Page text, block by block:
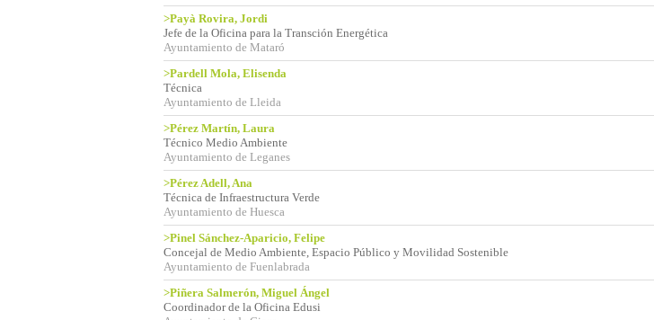
>Payà Rovira, Jordi
Jefe de la Oficina para la Transción Energética
Ayuntamiento de Mataró
>Pardell Mola, Elisenda
Técnica
Ayuntamiento de Lleida
>Pérez Martín, Laura
Técnico Medio Ambiente
Ayuntamiento de Leganes
>Pérez Adell, Ana
Técnica de Infraestructura Verde
Ayuntamiento de Huesca
>Pinel Sánchez-Aparicio, Felipe
Concejal de Medio Ambiente, Espacio Público y Movilidad Sostenible
Ayuntamiento de Fuenlabrada
>Piñera Salmerón, Miguel Ángel
Coordinador de la Oficina Edusi